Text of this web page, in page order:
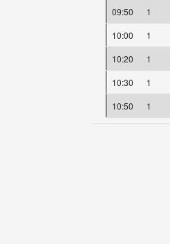
09:50
1
10:00
1
10:20
1
10:30
1
10:50
1